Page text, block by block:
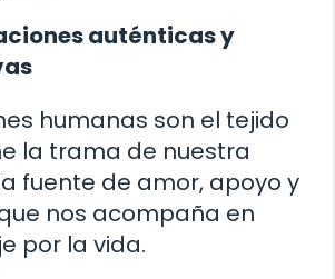
auténticas y
humanas son el tejido
la trama de nuestra
fuente de amor, apoyo y
nos acompaña en
por la vida.